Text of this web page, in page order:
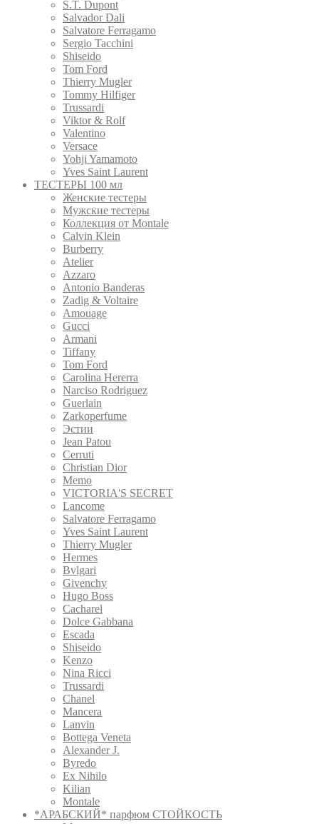
S.T. Dupont
Salvador Dali
Salvatore Ferragamo
Sergio Tacchini
Shiseido
Tom Ford
Thierry Mugler
Tommy Hilfiger
Trussardi
Viktor & Rolf
Valentino
Versace
Yohji Yamamoto
Yves Saint Laurent
ТЕСТЕРЫ 100 мл
Женские тестеры
Мужские тестеры
Коллекция от Montale
Calvin Klein
Burberry
Atelier
Azzaro
Antonio Banderas
Zadig & Voltaire
Amouage
Gucci
Armani
Tiffany
Tom Ford
Carolina Hererra
Narciso Rodriguez
Guerlain
Zarkoperfume
Эстии
Jean Patou
Cerruti
Christian Dior
Memo
VICTORIA'S SECRET
Lancome
Salvatore Ferragamo
Yves Saint Laurent
Thierry Mugler
Hermes
Bvlgari
Givenchy
Hugo Boss
Cacharel
Dolce Gabbana
Escada
Shiseido
Kenzo
Nina Ricci
Trussardi
Chanel
Mancera
Lanvin
Bottega Veneta
Alexander J.
Byredo
Ex Nihilo
Kilian
Montale
*АРАБСКИЙ* парфюм СТОЙКОСТЬ